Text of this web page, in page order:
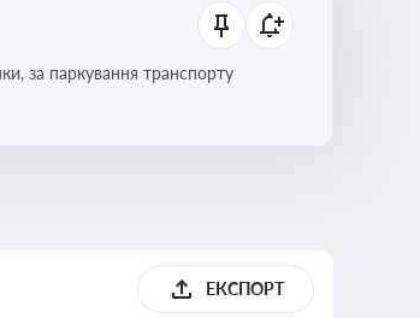
Тема охоплює систему місцевого оподаткування в Україні, включаючи туристичний збір, плату за земельні ділянки, за паркування транспорту
ЕКСПОРТ